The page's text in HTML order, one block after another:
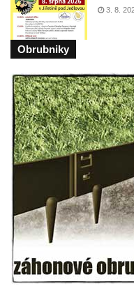
Kostel svatého Jiří ve
Kostel svatého
Studánce
Kostel svaté Kateřiny
(Sienské) v Dolním
Kostel svatého Jiří v
Kaple Božího Těla u
Horním Slavkově
Kostel svatého Jana
Hřensku
Hřbitovní kaple Ignaze
Kostel Nanebevzetí
Výklenková kaple v
3. 8.
Obrubniky